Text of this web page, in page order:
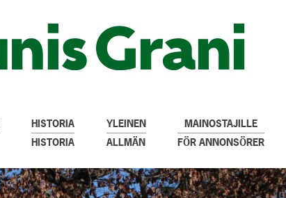
HISTORIA
HISTORIA
YLEINEN
ALLMÄN
MAINOSTAJILLE
FÖR ANNONSÖRER